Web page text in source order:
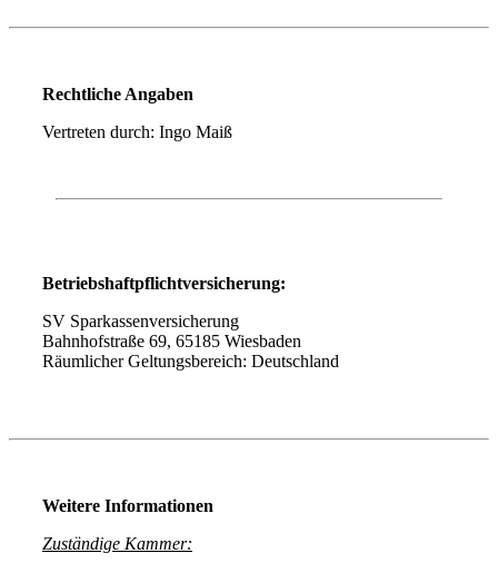
Rechtliche Angaben
Vertreten durch: Ingo Maiß
Betriebshaftpflichtversicherung:
SV Sparkassenversicherung
Bahnhofstraße 69, 65185 Wiesbaden
Räumlicher Geltungsbereich: Deutschland
Weitere Informationen
Zuständige Kammer: